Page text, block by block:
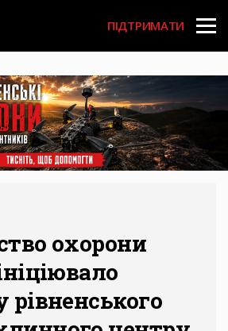
User
account
menu
ПІДТРИМАТИ
охорони
рівненського